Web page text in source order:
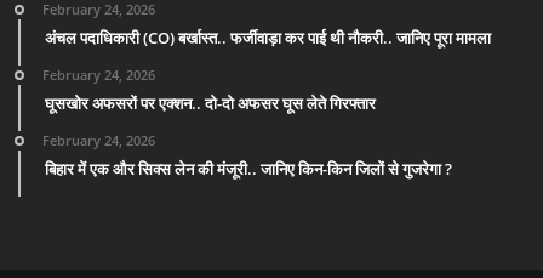
February 24, 2026
अंचल पदाधिकारी (CO) बर्खास्त.. फर्जीवाड़ा कर पाई थी नौकरी.. जानिए पूरा मामला
February 24, 2026
घूसखोर अफसरों पर एक्शन.. दो-दो अफसर घूस लेते गिरफ्तार
February 24, 2026
बिहार में एक और सिक्स लेन की मंजूरी.. जानिए किन-किन जिलों से गुजरेगा ?